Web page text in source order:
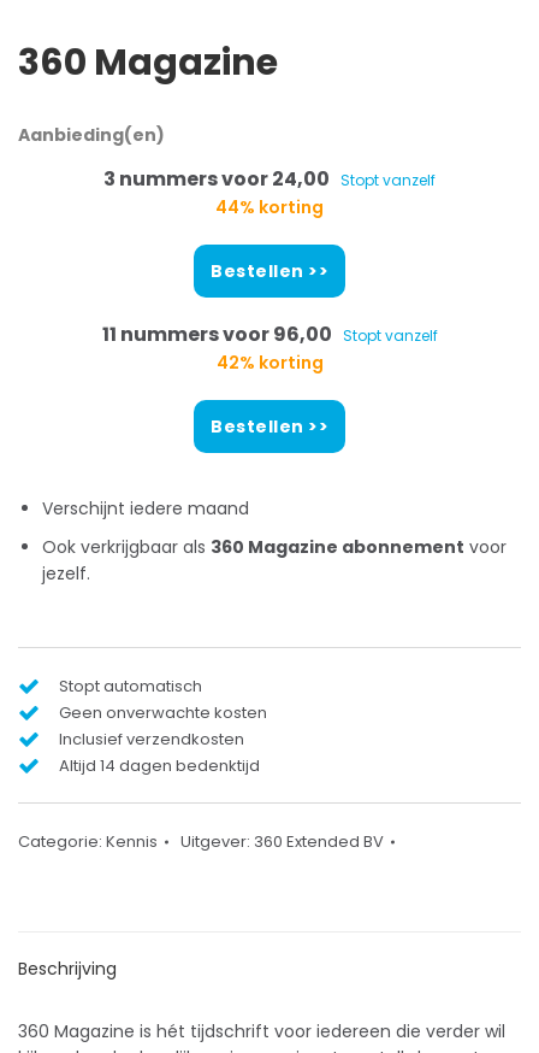
360 Magazine
Aanbieding(en)
3 nummers voor 24,00 Stopt vanzelf
44% korting
Bestellen >>
11 nummers voor 96,00 Stopt vanzelf
42% korting
Bestellen >>
Verschijnt iedere maand
Ook verkrijgbaar als 360 Magazine abonnement voor
jezelf.
Stopt automatisch
Geen onverwachte kosten
Inclusief verzendkosten
Altijd 14 dagen bedenktijd
Categorie: Kennis Uitgever: 360 Extended BV
Beschrijving
360 Magazine is hét tijdschrift voor iedereen die verder wil